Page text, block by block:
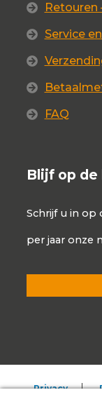
Retouren
Service
FAQ
Blijf op
Schrijf u in op
per jaar onze
Privacy